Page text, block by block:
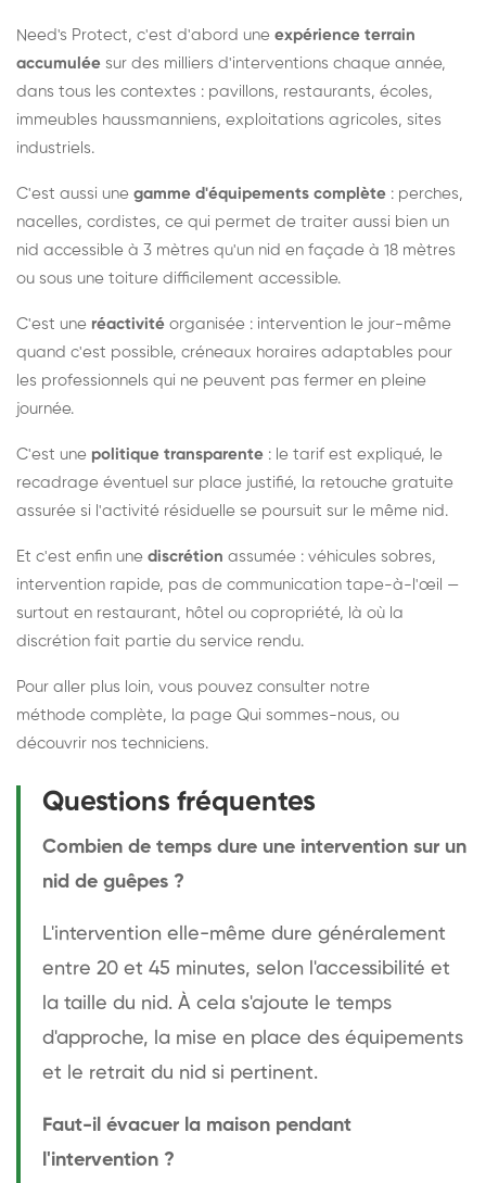
Need's Protect, c'est d'abord une expérience terrain
accumulée sur des milliers d'interventions chaque année,
dans tous les contextes : pavillons, restaurants, écoles,
immeubles haussmanniens, exploitations agricoles, sites
industriels.
C'est aussi une gamme d'équipements complète : perches,
nacelles, cordistes, ce qui permet de traiter aussi bien un
nid accessible à 3 mètres qu'un nid en façade à 18 mètres
ou sous une toiture difficilement accessible.
C'est une réactivité organisée : intervention le jour-même
quand c'est possible, créneaux horaires adaptables pour
les professionnels qui ne peuvent pas fermer en pleine
journée.
C'est une politique transparente : le tarif est expliqué, le
recadrage éventuel sur place justifié, la retouche gratuite
assurée si l'activité résiduelle se poursuit sur le même nid.
Et c'est enfin une discrétion assumée : véhicules sobres,
intervention rapide, pas de communication tape-à-l'œil —
surtout en restaurant, hôtel ou copropriété, là où la
discrétion fait partie du service rendu.
Pour aller plus loin, vous pouvez consulter notre
méthode complète, la page Qui sommes-nous, ou
découvrir nos techniciens.
Questions fréquentes
Combien de temps dure une intervention sur un
nid de guêpes ?
L'intervention elle-même dure généralement
entre 20 et 45 minutes, selon l'accessibilité et
la taille du nid. À cela s'ajoute le temps
d'approche, la mise en place des équipements
et le retrait du nid si pertinent.
Faut-il évacuer la maison pendant
l'intervention ?